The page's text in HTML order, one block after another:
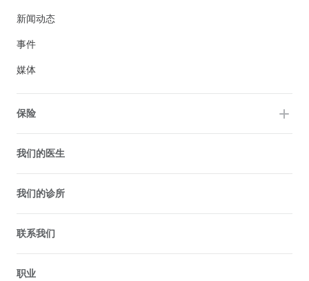
新闻动态
事件
媒体
保险
我们的医生
我们的诊所
联系我们
职业